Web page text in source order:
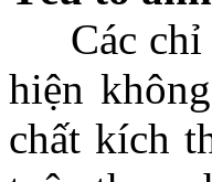
Các chỉ
hiện
chất kích